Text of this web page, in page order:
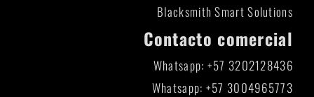
Blacksmith Smart Solutions
Contacto comercial
Whatsapp: +57 3202128436
Whatsapp: +57 3004965773